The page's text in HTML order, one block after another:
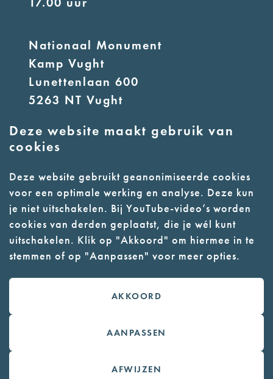
Deze website maakt gebruik van
cookies
Deze website gebruikt geanonimiseerde cookies
voor een optimale werking en analyse. Deze kun
je niet uitschakelen. Bij YouTube-video’s worden
cookies van derden geplaatst, die je wél kunt
uitschakelen. Klik op "Akkoord" om hiermee in te
stemmen of op "Aanpassen" voor meer opties.
AKKOORD
AANPASSEN
AFWIJZEN
Nationaal Monument
Kamp Vught
Lunettenlaan 600
5263 NT Vught
E:info@nmkampvught.nl
- Parkeer in de vakken of in de
parkeergarage (begane grond)
- Alleen geleidehonden
toegestaan